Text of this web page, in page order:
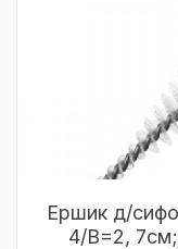
Ершик д/
4/B=2,